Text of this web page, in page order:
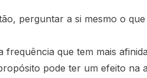
perguntar a si mesmo o
que tem mais
pode ter um efeito na